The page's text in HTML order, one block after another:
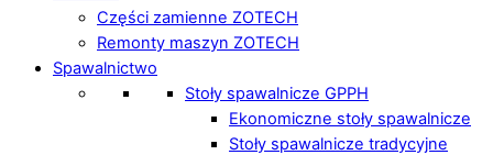
Części zamienne ZOTECH
Remonty maszyn ZOTECH
Spawalnictwo
Stoły spawalnicze GPPH
Ekonomiczne stoły spawalnicze
Stoły spawalnicze tradycyjne